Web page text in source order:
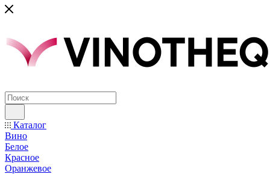
Каталог
Вино
Белое
Красное
Оранжевое